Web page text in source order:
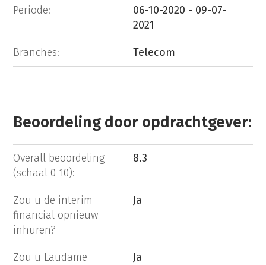
Periode:
06-10-2020 - 09-07-
2021
Branches: Telecom
Beoordeling door opdrachtgever:
Overall beoordeling
(schaal 0-10):
8.3
Zou u de interim
financial opnieuw
inhuren?
Ja
Zou u Laudame
Ja